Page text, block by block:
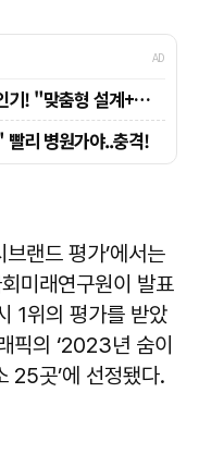
랜드 평가’에서는
미래연구원이 발표
1위의 평가를 받았
픽의 ‘2023년 숨이
25곳’에 선정됐다.